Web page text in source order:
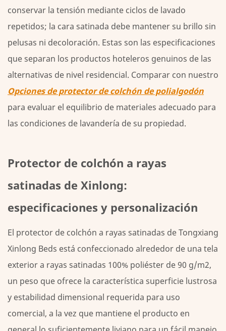
conservar la tensión mediante ciclos de lavado
repetidos; la cara satinada debe mantener su brillo sin
pelusas ni decoloración. Estas son las especificaciones
que separan los productos hoteleros genuinos de las
alternativas de nivel residencial. Comparar con nuestro
Opciones de protector de colchón de polialgodón
para evaluar el equilibrio de materiales adecuado para
las condiciones de lavandería de su propiedad.
Protector de colchón a rayas
satinadas de Xinlong:
especificaciones y personalización
El protector de colchón a rayas satinadas de Tongxiang
Xinlong Beds está confeccionado alrededor de una tela
exterior a rayas satinadas 100% poliéster de 90 g/m2,
un peso que ofrece la característica superficie lustrosa
y estabilidad dimensional requerida para uso
comercial, a la vez que mantiene el producto en